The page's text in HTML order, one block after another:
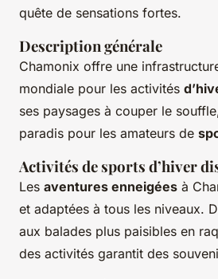
quête de sensations fortes.
Description générale
Chamonix offre une
mondiale pour les activités
ses paysages à couper le
paradis pour les amateurs de
Activités de sports d’hiver
Les aventures enneigées à
et adaptées à tous les niveaux.
aux balades plus paisibles en
des activités garantit des